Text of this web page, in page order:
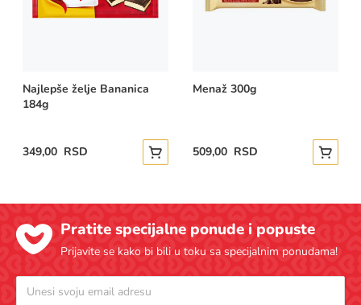
Najlepše želje Bananica
184g
349,00 RSD Dodajte u korpu
Menaž 300g
509,00 RSD
Pratite specijalne ponude i popuste
Prijavite se kako bi bili u toku sa specijalnim ponudama!